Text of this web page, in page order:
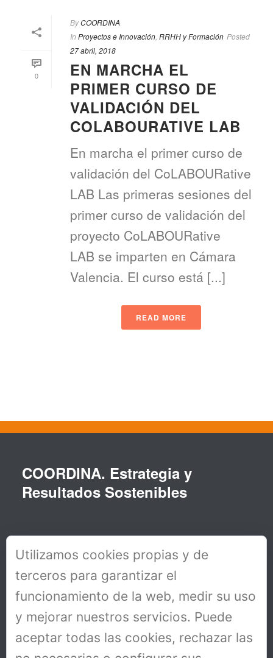
0
ByCOORDINA
In Proyectos e Innovación RRHH y Formación Posted
27 abril, 2018
EN MARCHA EL
PRIMER CURSO DE
VALIDACIÓN DEL
COLABOURATIVE LAB
En marcha el primer curso de
validación del CoLABOURative
LAB Las primeras sesiones del
primer curso de validación del
proyecto CoLABOURative
LAB se imparten en Cámara
Valencia. El curso está [...]
READ MORE
COORDINA. Estrategia y
Resultados Sostenibles
Utilizamos cookies propias y de
terceros para garantizar el
funcionamiento de la web, medir su uso
y mejorar nuestros servicios. Puede
aceptar todas las cookies, rechazar las